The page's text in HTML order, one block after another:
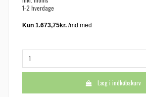
1-2 hverdage
Læg i indkøbskurv